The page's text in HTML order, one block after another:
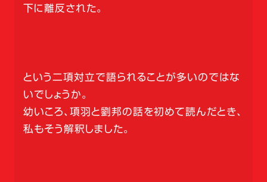
下に離反された。
という二項対立で語られることが多いのではな
いでしょうか。
幼いころ、項羽と劉邦の話を初めて読んだとき、
私もそう解釈しました。